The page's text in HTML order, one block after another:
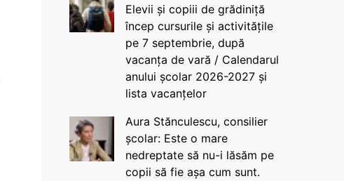
Elevii și copiii de grădiniță
încep cursurile și activitățile
pe 7 septembrie, după
vacanța de vară / Calendarul
anului școlar 2026-2027 și
lista vacanțelor
Aura Stănculescu, consilier
școlar: Este o mare
nedreptate să nu-i lăsăm pe
copii să fie așa cum sunt.